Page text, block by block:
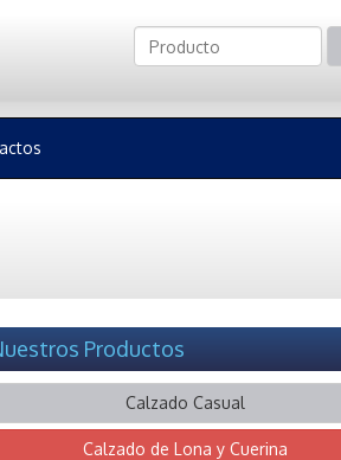
Productos
Calzado Casual
Calzado de Lona y Cuerina